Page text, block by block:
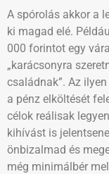
A spórolás akkor a
ki magad elé.
000 forintot egy
„karácsonyra
családnak”. Az
a pénz elköltését
célok reálisak
kihívást is
önbizalmad és
még minimálbér